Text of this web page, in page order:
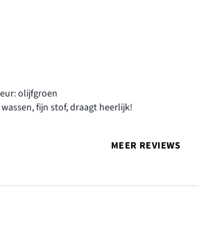
olijfgroen
fijn stof, draagt heerlijk!
MEER REVIEWS